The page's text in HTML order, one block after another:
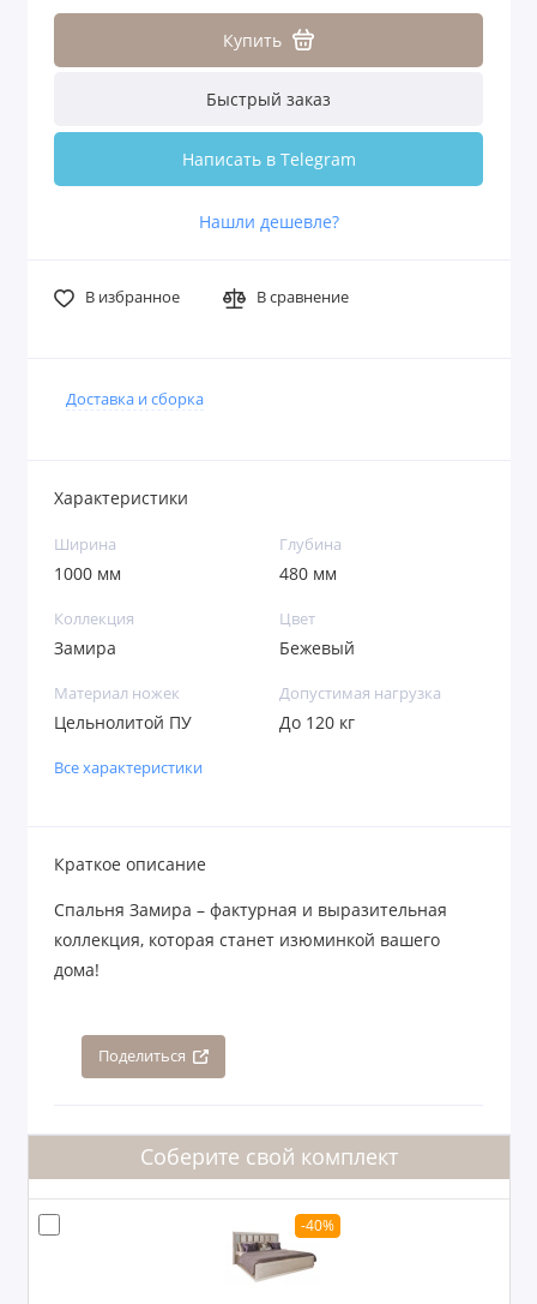
Купить
Быстрый заказ
Написать в Telegram
Нашли дешевле?
В избранное В сравнение
Доставка и сборка
Характеристики
Ширина
1000 мм
Глубина
480 мм
Коллекция
Замира
Цвет
Бежевый
Материал ножек
Цельнолитой ПУ
Допустимая нагрузка
До 120 кг
Все характеристики
Краткое описание
Спальня Замира – фактурная и выразительная
коллекция, которая станет изюминкой вашего
дома!
Поделиться
Соберите свой комплект
-40%